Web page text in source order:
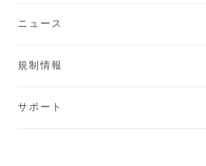
ニュース
規制情報
サポート